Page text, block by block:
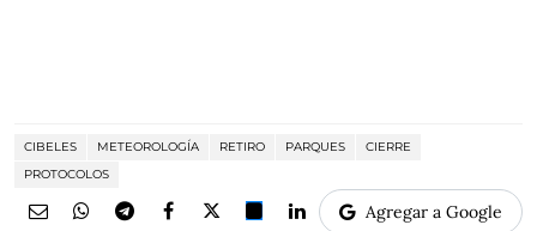
CIBELES METEOROLOGÍA RETIRO PARQUES
CIERRE
PROTOCOLOS
Agregar a Google